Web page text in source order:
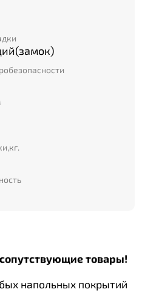
товары!
напольных покрытий